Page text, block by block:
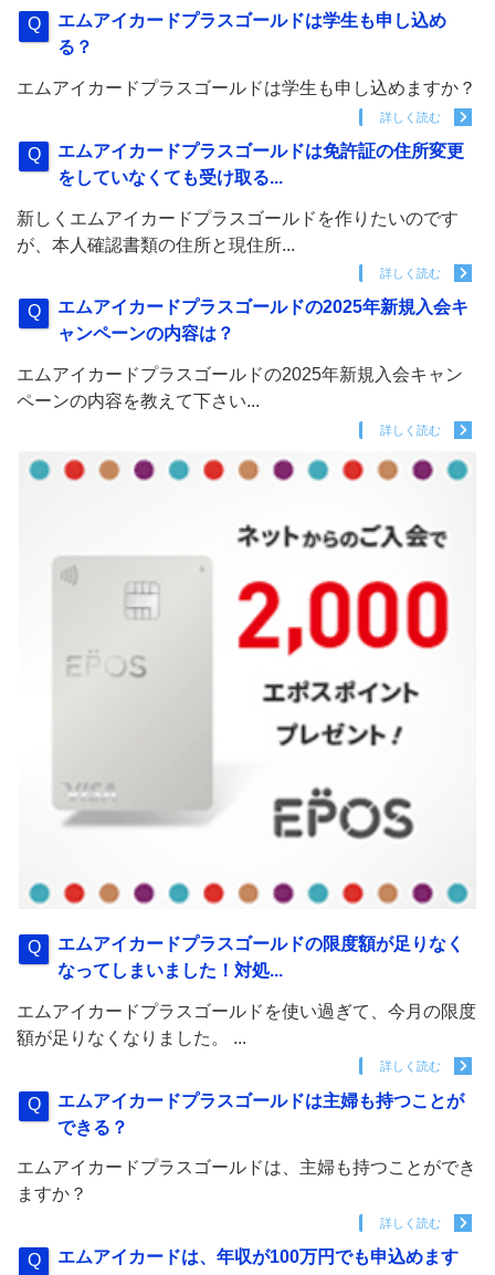
エムアイカードプラスゴールドは学生も申し込め
る？
エムアイカードプラスゴールドは学生も申し込めますか？
詳しく読む
エムアイカードプラスゴールドは免許証の住所変更
をしていなくても受け取る...
新しくエムアイカードプラスゴールドを作りたいのです
が、本人確認書類の住所と現住所...
詳しく読む
エムアイカードプラスゴールドの2025年新規入会キ
ャンペーンの内容は？
エムアイカードプラスゴールドの2025年新規入会キャン
ペーンの内容を教えて下さい...
詳しく読む
エムアイカードプラスゴールドの限度額が足りなく
なってしまいました！対処...
エムアイカードプラスゴールドを使い過ぎて、今月の限度
額が足りなくなりました。 ...
詳しく読む
エムアイカードプラスゴールドは主婦も持つことが
できる？
エムアイカードプラスゴールドは、主婦も持つことができ
ますか？
詳しく読む
エムアイカードは、年収が100万円でも申込めます